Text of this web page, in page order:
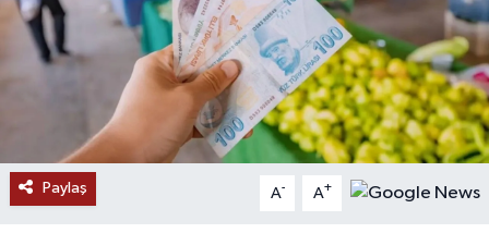
Paylaş A- A+